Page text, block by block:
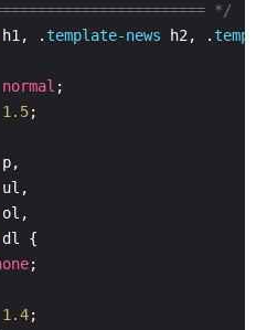
*/
h1, .template-news h2, .
normal
1.5
1.4